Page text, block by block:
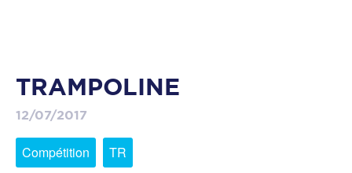
TRAMPOLINE
12/07/2017
Compétition TR